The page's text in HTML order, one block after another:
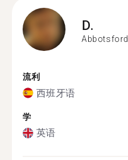
D.
Abbotsford
流利
西班牙语
学
英语